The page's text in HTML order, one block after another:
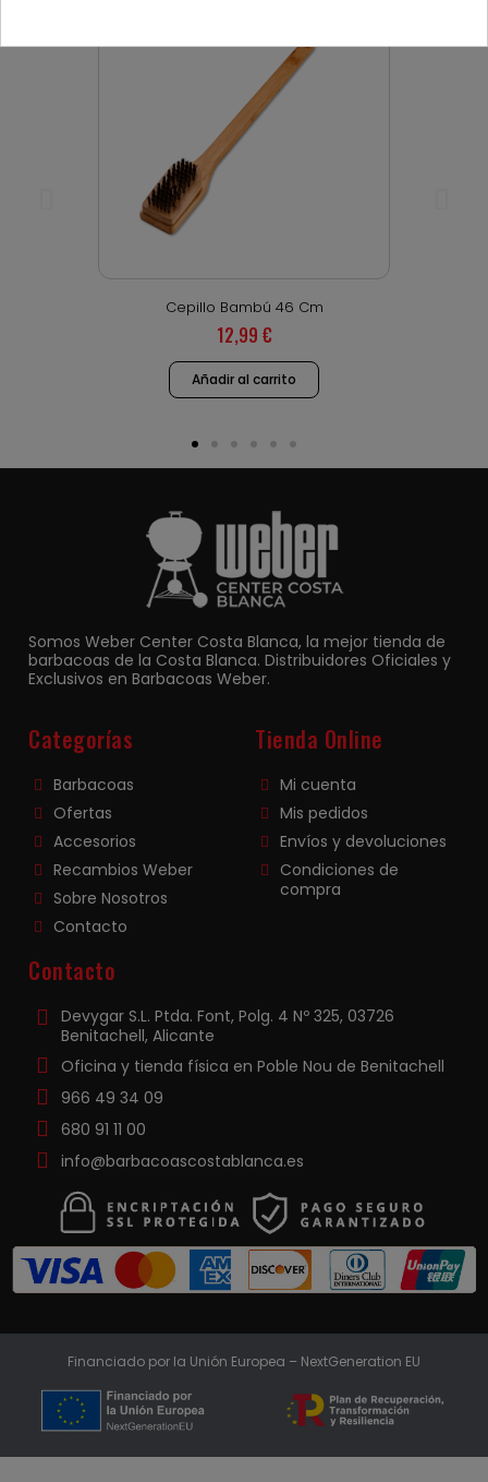
Vista rápida
Cepillo Bambú 46 Cm
12,99 €
Añadir al carrito
Somos Weber Center Costa Blanca, la mejor tienda de
barbacoas de la Costa Blanca. Distribuidores Oficiales y
Exclusivos en Barbacoas Weber.
Categorías
Barbacoas
Ofertas
Accesorios
Recambios Weber
Sobre Nosotros
Contacto
Tienda Online
Mi cuenta
Mis pedidos
Envíos y devoluciones
Condiciones de
compra
Contacto
Devygar S.L. Ptda. Font, Polg. 4 Nº 325, 03726
Benitachell, Alicante
Oficina y tienda física en Poble Nou de Benitachell
966 49 34 09
680 91 11 00
info@barbacoascostablanca.es
Financiado por la Unión Europea – NextGeneration EU